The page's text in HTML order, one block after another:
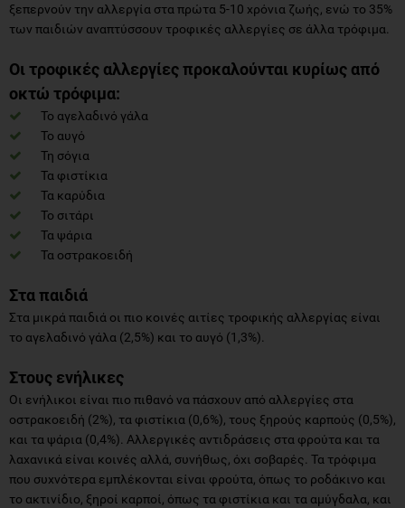
ξεπερνούν την αλλεργία στα πρώτα 5-10 χρόνια ζωής, ενώ το 35%
των παιδιών αναπτύσσουν τροφικές αλλεργίες σε άλλα τρόφιμα.
Οι τροφικές αλλεργίες προκαλούνται κυρίως από
οκτώ τρόφιμα:
Το αγελαδινό γάλα
Το αυγό
Τη σόγια
Τα φιστίκια
Τα καρύδια
Το σιτάρι
Τα ψάρια
Τα οστρακοειδή
Στα παιδιά
Στα μικρά παιδιά οι πιο κοινές αιτίες τροφικής αλλεργίας είναι
το αγελαδινό γάλα (2,5%) και το αυγό (1,3%).
Στους ενήλικες
Οι ενήλικοι είναι πιο πιθανό να πάσχουν από αλλεργίες στα
οστρακοειδή (2%), τα φιστίκια (0,6%), τους ξηρούς καρπούς (0,5%),
και τα ψάρια (0,4%). Αλλεργικές αντιδράσεις στα φρούτα και τα
λαχανικά είναι κοινές αλλά, συνήθως, όχι σοβαρές. Τα τρόφιμα
που συχνότερα εμπλέκονται είναι φρούτα, όπως το ροδάκινο και
το ακτινίδιο, ξηροί καρποί, όπως τα φιστίκια και τα αμύγδαλα, και